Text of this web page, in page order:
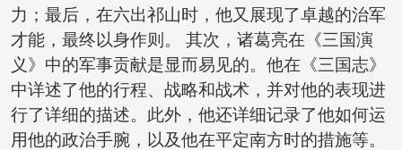
力；最后，在六出祁山时，他又展现了卓越的治军
才能，最终以身作则。 其次，诸葛亮在《三国演
义》中的军事贡献是显而易见的。他在《三国志》
中详述了他的行程、战略和战术，并对他的表现进
行了详细的描述。此外，他还详细记录了他如何运
用他的政治手腕，以及他在平定南方时的措施等。